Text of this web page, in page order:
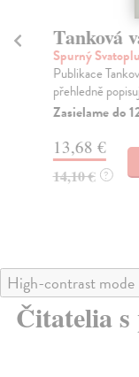
Tanková
Spurný
Publikace
přehledně
Zasielame do
13,68 €
14,10 € ?
High-contrast mode
Čitatelia